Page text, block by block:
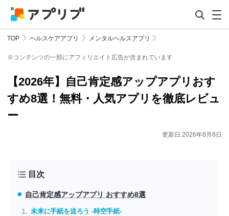
TOP ヘルスケアアプリ メンタルヘルスアプリ
※コンテンツの一部にアフィリエイト広告が含まれています
【2026年】自己肯定感アップアプリおす
すめ8選！無料・人気アプリを徹底レビュ
ー
更新日:2026年8月8日
目次
自己肯定感アップアプリ おすすめ8選
未来に手紙を送ろう -時空手紙-